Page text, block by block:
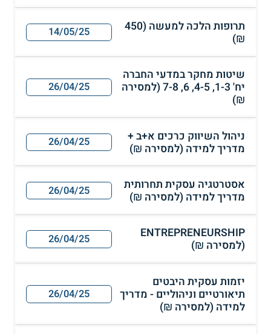
תרופות הלכה למעשה (450
₪)
14/05/25
שיטות מחקר במדעי החברה
יח' 1-3, 4-5, 6, 7-8 (למסירה
₪)
26/04/25
ניהול השיווק כרכים א+ב +
מדריך למידה (למסירה ₪)
26/04/25
אסטרטגיה עסקית תחרותית
מדריך למידה (למסירה ₪)
26/04/25
ENTREPRENEURSHIP
(למסירה ₪)
26/04/25
יזמות עסקית היבטים
תיאורטיים וניהוליים - מדריך
למידה (למסירה ₪)
26/04/25